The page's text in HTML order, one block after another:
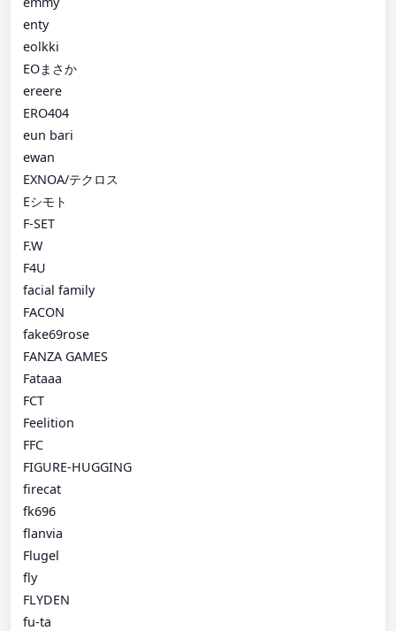
enty
eolkki
EOまさか
ereere
ERO404
eun bari
ewan
EXNOA/テクロス
Eシモト
F-SET
F.W
F4U
facial family
FACON
fake69rose
FANZA GAMES
Fataaa
FCT
Feelition
FFC
FIGURE-HUGGING
firecat
fk696
flanvia
Flugel
fly
FLYDEN
fu-ta